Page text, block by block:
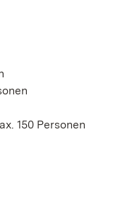
150 Personen